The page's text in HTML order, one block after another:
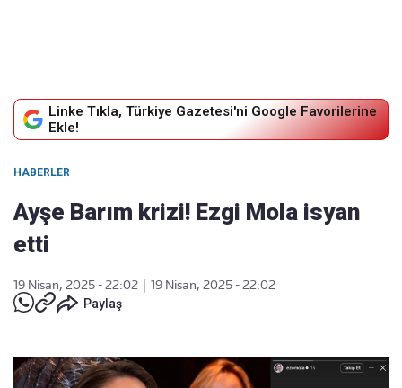
Linke Tıkla, Türkiye Gazetesi'ni Google Favorilerine
Ekle!
HABERLER
Ayşe Barım krizi! Ezgi Mola isyan
etti
19 Nisan, 2025 - 22:02
19 Nisan, 2025 - 22:02
Paylaş